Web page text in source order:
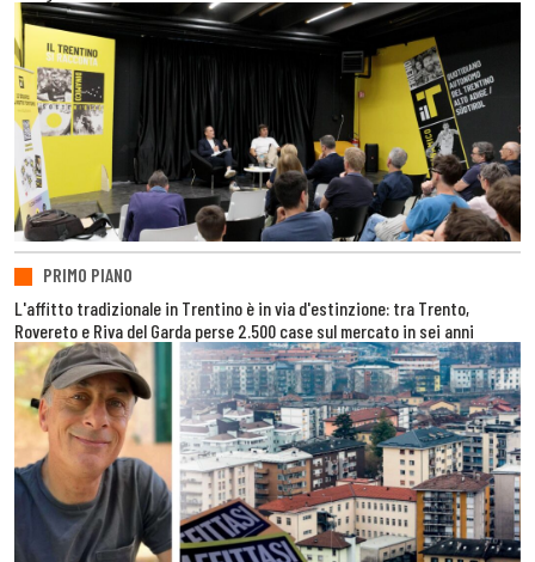
PRIMO PIANO
L'affitto tradizionale in Trentino è in via d'estinzione: tra Trento,
Rovereto e Riva del Garda perse 2.500 case sul mercato in sei anni